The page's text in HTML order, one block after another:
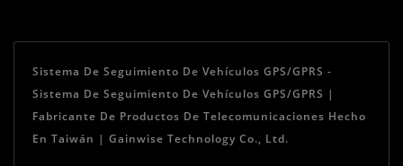
Sistema De Seguimiento De Vehículos GPS/GPRS -
Sistema De Seguimiento De Vehículos GPS/GPRS |
Fabricante De Productos De Telecomunicaciones Hecho
En Taiwán | Gainwise Technology Co., Ltd.